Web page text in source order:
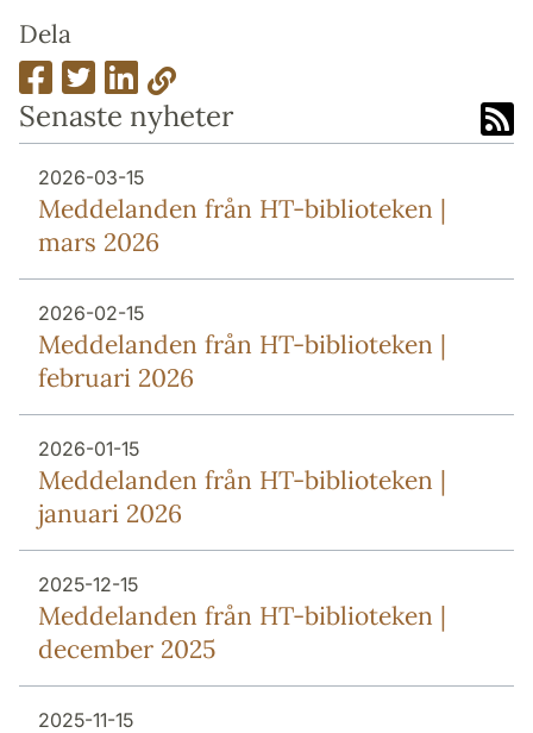
Dela
Senaste nyheter
2026-03-15
Meddelanden från HT-biblioteken |
mars 2026
2026-02-15
Meddelanden från HT-biblioteken |
februari 2026
2026-01-15
Meddelanden från HT-biblioteken |
januari 2026
2025-12-15
Meddelanden från HT-biblioteken |
december 2025
2025-11-15